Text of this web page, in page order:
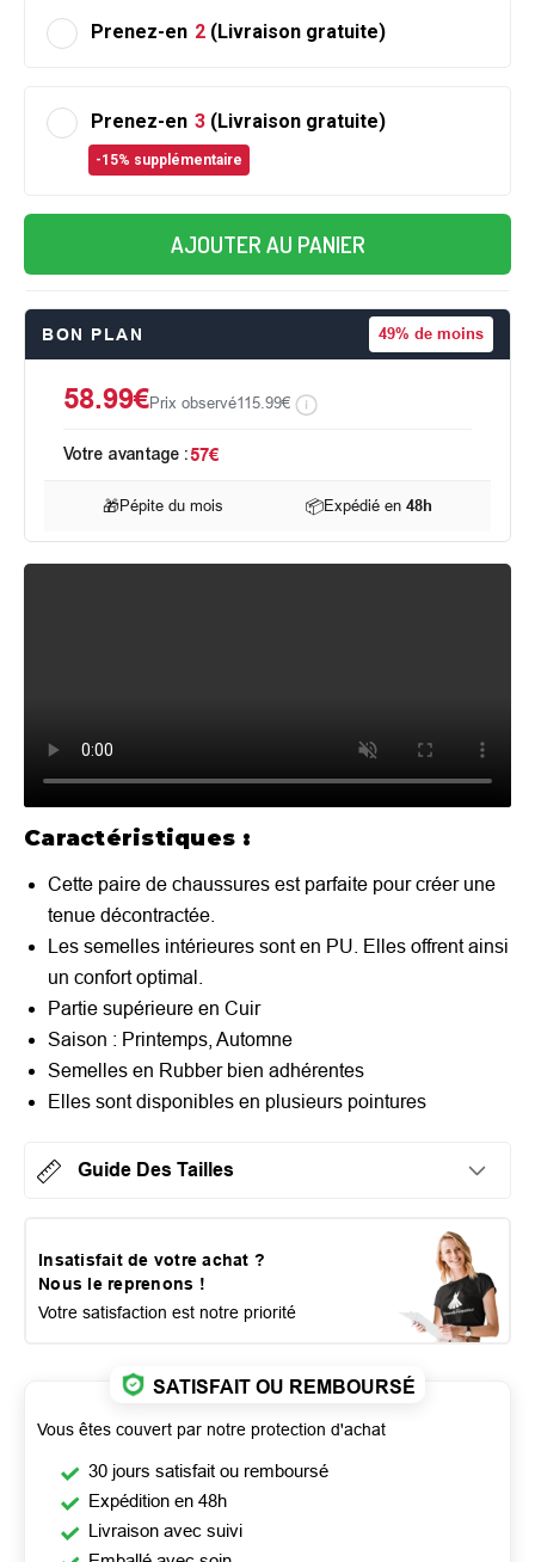
Prenez-en 2 (Livraison gratuite)
Prenez-en 3 (Livraison gratuite)
-15% supplémentaire
AJOUTER AU PANIER
BON PLAN 49% de moins
58.99€Prix observé115.99€
Votre avantage :57€
🎁Pépite du mois 📦Expédié en48h
Caractéristiques :
Cette paire de chaussures est parfaite pour créer une
tenue décontractée.
Les semelles intérieures sont en PU. Elles offrent ainsi
un confort optimal.
Partie supérieure en Cuir
Saison : Printemps, Automne
Semelles en Rubber bien adhérentes
Elles sont disponibles en plusieurs pointures
Guide Des Tailles
Insatisfait de votre achat ?
Nous le reprenons !
Votre satisfaction est notre priorité
SATISFAIT OU REMBOURSÉ
Vous êtes couvert par notre protection d'achat
30 jours satisfait ou remboursé
Expédition en 48h
Livraison avec suivi